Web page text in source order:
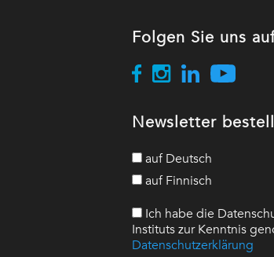
Folgen Sie uns
Newsletter
auf Deutsch
auf Finnisch
Ich habe die
Instituts zur Kenntnis
Datenschutzerklärung